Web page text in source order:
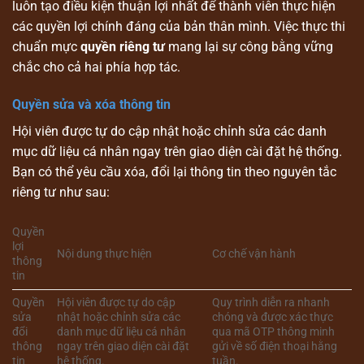
luôn tạo điều kiện thuận lợi nhất để thành viên thực hiện
các quyền lợi chính đáng của bản thân mình. Việc thực thi
chuẩn mực quyền riêng tưmang lại sự công bằng vững
chắc cho cả hai phía hợp tác.
Quyền sửa và xóa thông tin
Hội viên được tự do cập nhật hoặc chỉnh sửa các danh
mục dữ liệu cá nhân ngay trên giao diện cài đặt hệ thống.
Bạn có thể yêu cầu xóa, đổi lại thông tin theo nguyên tắc
riêng tư như sau:
Quyền
lợi
thông
tin
Nội dung thực hiện Cơ chế vận hành
Quyền
sửa
đổi
thông
tin
Hội viên được tự do cập
nhật hoặc chỉnh sửa các
danh mục dữ liệu cá nhân
ngay trên giao diện cài đặt
hệ thống.
Quy trình diễn ra nhanh
chóng và được xác thực
qua mã OTP thông minh
gửi về số điện thoại hằng
tuần.